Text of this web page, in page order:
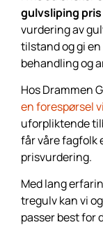
gulvsliping pris
vurdering av
tilstand og gi
behandling og
Hos Drammen
en forespørsel
uforpliktende
får våre fagfolk
prisvurdering.
Med lang
tregulv kan vi
passer best for